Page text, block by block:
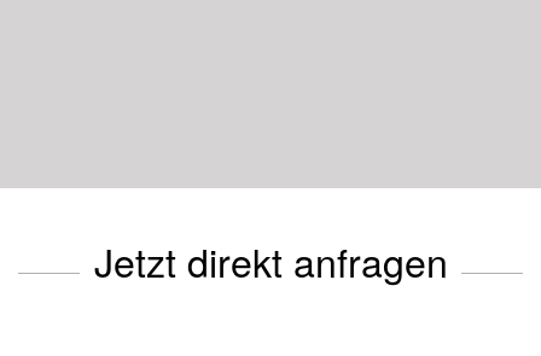
Jetzt direkt anfragen